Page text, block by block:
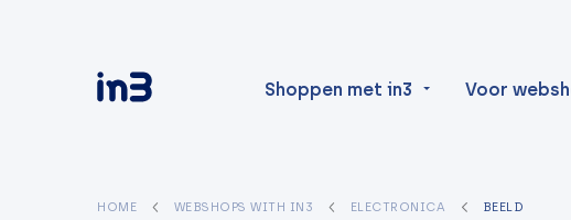
Shoppen met in3 Voor
HOME WEBSHOPS WITH IN3 ELECTRONICA BEELD